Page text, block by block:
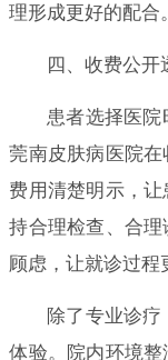
理形成更好的配合。
四、收费公开
患者选择医
莞南皮肤病医院
费用清楚明示，
持合理检查、合
顾虑，让就诊过程
除了专业诊
体验。院内环境整